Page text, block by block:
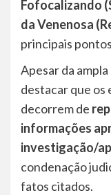
Fofocalizando
da Venenosa
principais
Apesar da
destacar que os
decorrem de
informações
investigação/
condenação
fatos citados.